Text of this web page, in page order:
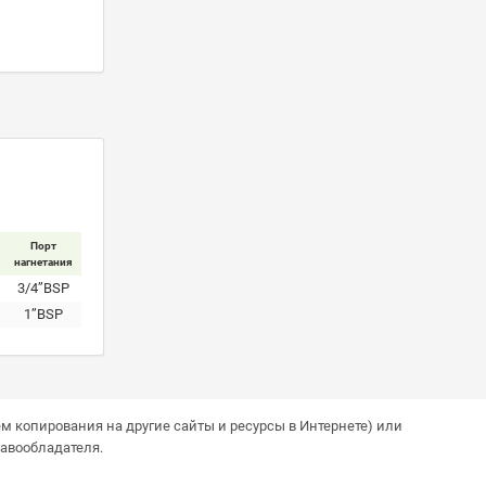
Порт
нагнетания
3/4’’BSP
1’’BSP
копирования на другие сайты и ресурсы в Интернете) или